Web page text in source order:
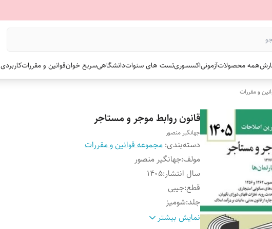
همه محصولاتآزمونیاکسسوریتست های سنواتدانشگاهیسریع خوانقوانین و مقرراتکاربردی
و مقررات
قانون روابط موجر و مستاجر
جهانگیر منصور
دسته‌بندی: مجموعه قوانین و مقررات
مولف:جهانگیر منصور
سال انتشار:۱۴۰۵
قطع:جیبی
جلد:شومیز
تعداد صفحات :۱۷۱ نمایش بیشتر